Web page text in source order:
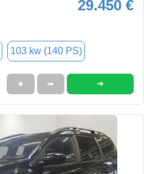
29.450 €
103 kw (140 PS)
★ ➦ ➜